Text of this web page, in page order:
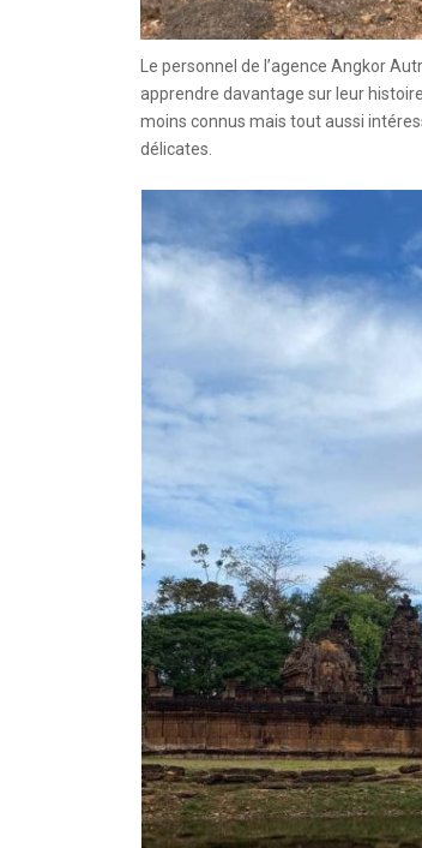
Le personnel de l’agence Angkor
apprendre davantage sur leur
moins connus mais tout aussi
délicates.